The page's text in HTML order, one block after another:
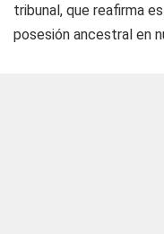
tribunal, que reafirma
posesión ancestral en